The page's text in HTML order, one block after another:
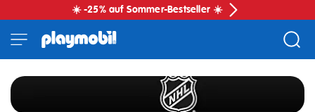
☀️ -25% auf Sommer-Bestseller ☀️